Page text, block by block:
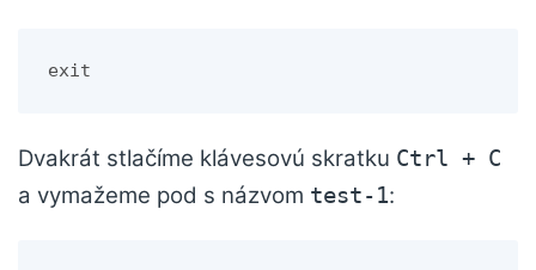
exit
Dvakrát stlačíme klávesovú skratku Ctrl + C
a vymažeme pod s názvom test-1: